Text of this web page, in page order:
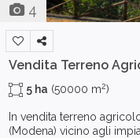
4
Vendita Terreno
5 ha (50000 m2)
In vendita terreno
(Modena) vicino agli